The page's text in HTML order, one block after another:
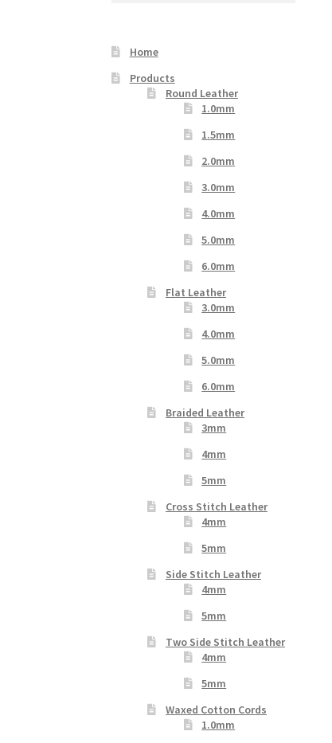
Home
Products
Round Leather
1.0mm
1.5mm
2.0mm
3.0mm
4.0mm
5.0mm
6.0mm
Flat Leather
3.0mm
4.0mm
5.0mm
6.0mm
Braided Leather
3mm
4mm
5mm
Cross Stitch Leather
4mm
5mm
Side Stitch Leather
4mm
5mm
Two Side Stitch Leather
4mm
5mm
Waxed Cotton Cords
1.0mm